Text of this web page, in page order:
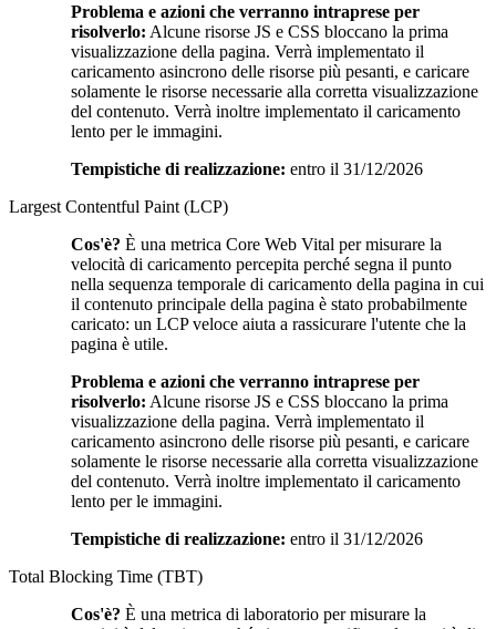
Problema e azioni che verranno intraprese per
risolverlo: Alcune risorse JS e CSS bloccano la prima
visualizzazione della pagina. Verrà implementato il
caricamento asincrono delle risorse più pesanti, e caricare
solamente le risorse necessarie alla corretta visualizzazione
del contenuto. Verrà inoltre implementato il caricamento
lento per le immagini.
Tempistiche di realizzazione: entro il 31/12/2026
Largest Contentful Paint (LCP)
Cos'è? È una metrica Core Web Vital per misurare la
velocità di caricamento percepita perché segna il punto
nella sequenza temporale di caricamento della pagina in cui
il contenuto principale della pagina è stato probabilmente
caricato: un LCP veloce aiuta a rassicurare l'utente che la
pagina è utile.
Problema e azioni che verranno intraprese per
risolverlo: Alcune risorse JS e CSS bloccano la prima
visualizzazione della pagina. Verrà implementato il
caricamento asincrono delle risorse più pesanti, e caricare
solamente le risorse necessarie alla corretta visualizzazione
del contenuto. Verrà inoltre implementato il caricamento
lento per le immagini.
Tempistiche di realizzazione: entro il 31/12/2026
Total Blocking Time (TBT)
Cos'è? È una metrica di laboratorio per misurare la